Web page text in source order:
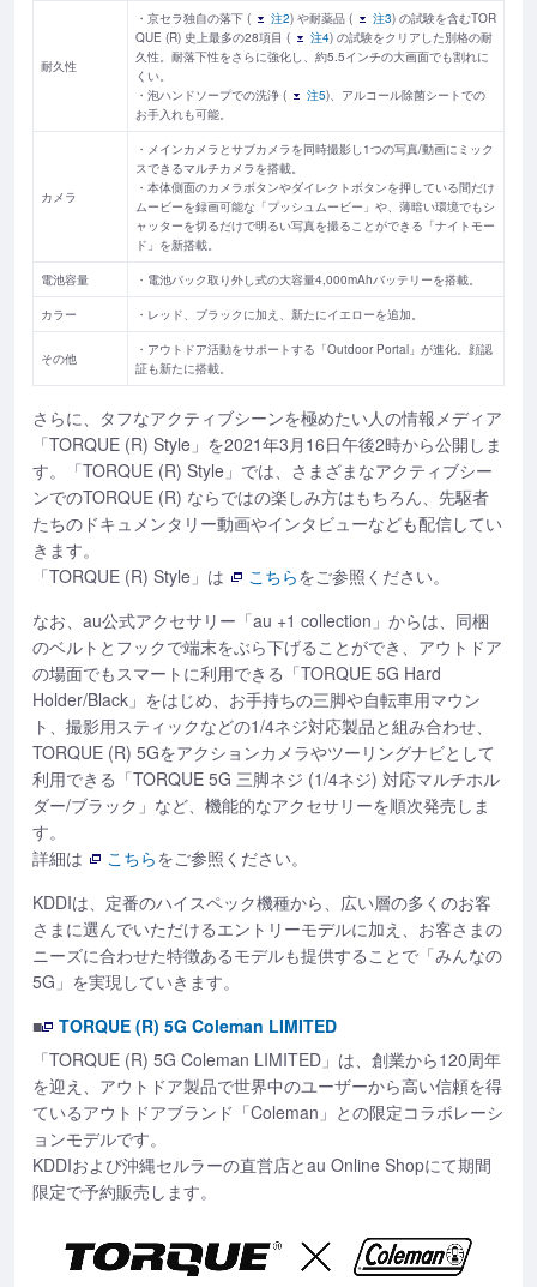
耐久性
・京セラ独自の落下 ( 注2) や耐薬品 ( 注3) の試験を含むTOR
QUE (R) 史上最多の28項目 (
注4) の試験をクリアした別格の耐
久性。耐落下性をさらに強化し、約5.5インチの大画面でも割れに
くい。
・泡ハンドソープでの洗浄 (
注5)、アルコール除菌シートでの
お手入れも可能。
カメラ
・メインカメラとサブカメラを同時撮影し1つの写真/動画にミック
スできるマルチカメラを搭載。
・本体側面のカメラボタンやダイレクトボタンを押している間だけ
ムービーを録画可能な「プッシュムービー」や、薄暗い環境でもシ
ャッターを切るだけで明るい写真を撮ることができる「ナイトモー
ド」を新搭載。
電池容量 ・電池パック取り外し式の大容量4,000mAhバッテリーを搭載。
カラー ・レッド、ブラックに加え、新たにイエローを追加。
その他
・アウトドア活動をサポートする「Outdoor Portal」が進化。顔認
証も新たに搭載。
さらに、 タフなアクティブシーンを極めたい人の情報メディア
「TORQUE (R) Style」を2021年3月16日午後2時から公開しま
す。「TORQUE (R) Style」では、さまざまなアクティブシー
ンでのTORQUE (R) ならではの楽しみ方はもちろん、先駆者
たちのドキュメンタリー動画やインタビューなども配信してい
きます。
「TORQUE (R) Style」は
こちらをご参照ください。
なお、au公式アクセサリー「au +1 collection」からは、同梱
のベルトとフックで端末をぶら下げることができ、アウトドア
の場面でもスマートに利用できる「TORQUE 5G Hard
Holder/Black」をはじめ、お手持ちの三脚や自転車用マウン
ト、撮影用スティックなどの1/4ネジ対応製品と組み合わせ、
TORQUE (R) 5Gをアクションカメラやツーリングナビとして
利用できる「TORQUE 5G 三脚ネジ (1/4ネジ) 対応マルチホル
ダー/ブラック」など、機能的なアクセサリーを順次発売しま
す。
詳細は
こちらをご参照ください。
KDDIは、定番のハイスペック機種から、広い層の多くのお客
さまに選んでいただけるエントリーモデルに加え、お客さまの
ニーズに合わせた特徴あるモデルも提供することで「みんなの
5G」を実現していきます。
■
TORQUE (R) 5G Coleman LIMITED
「TORQUE (R) 5G Coleman LIMITED」は、創業から120周年
を迎え、アウトドア製品で世界中のユーザーから高い信頼を得
ているアウトドアブランド「Coleman」との限定コラボレーシ
ョンモデルです。
KDDIおよび沖縄セルラーの直営店とau Online Shopにて期間
限定で予約販売します。